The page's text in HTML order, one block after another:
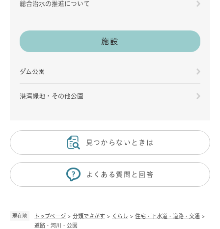
現在地 トップページ > 分類でさがす > くらし > 住宅・下水道・道路・交通 >
道路・河川・公園
総合治水の推進について
施設
ダム公園
港湾緑地・その他公園
見つからないときは
よくある質問と回答